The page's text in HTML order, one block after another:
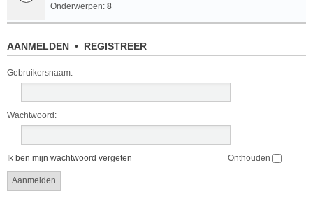
Onderwerpen: 8
AANMELDEN • REGISTREER
Gebruikersnaam:
Wachtwoord:
Ik ben mijn wachtwoord vergeten Onthouden